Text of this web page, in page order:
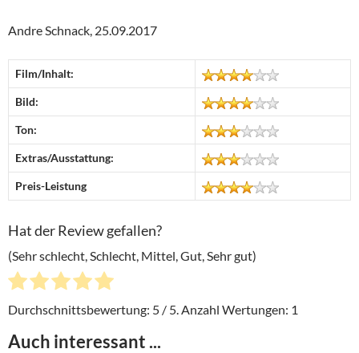
Andre Schnack, 25.09.2017
Film/Inhalt:
Bild:
Ton:
Extras/Ausstattung:
Preis-Leistung
Hat der Review gefallen?
(Sehr schlecht, Schlecht, Mittel, Gut, Sehr gut)
Durchschnittsbewertung: 5 / 5. Anzahl Wertungen: 1
Auch interessant ...